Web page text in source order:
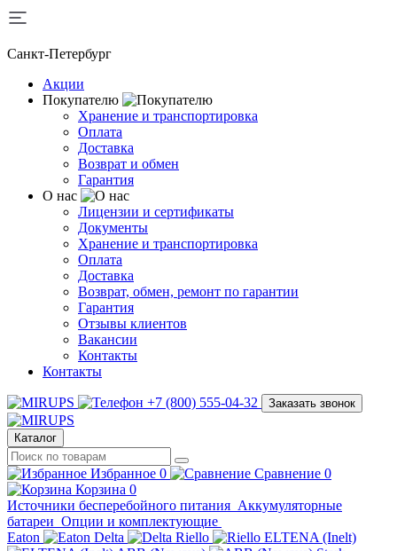
Санкт-Петербург
Акции
Покупателю
Хранение и транспортировка
Оплата
Доставка
Возврат и обмен
Гарантия
О нас
Лицензии и сертификаты
Документы
Хранение и транспортировка
Оплата
Доставка
Возврат, обмен, ремонт по гарантии
Гарантия
Отзывы клиентов
Вакансии
Контакты
Контакты
+7 (800) 555-04-32 Заказать звонок
Каталог
Избранное 0 Сравнение 0
Корзина 0
Источники бесперебойного питания Аккумуляторные
батареи Опции и комплектующие
Eaton
Delta Riello
ELTENA (Inelt)